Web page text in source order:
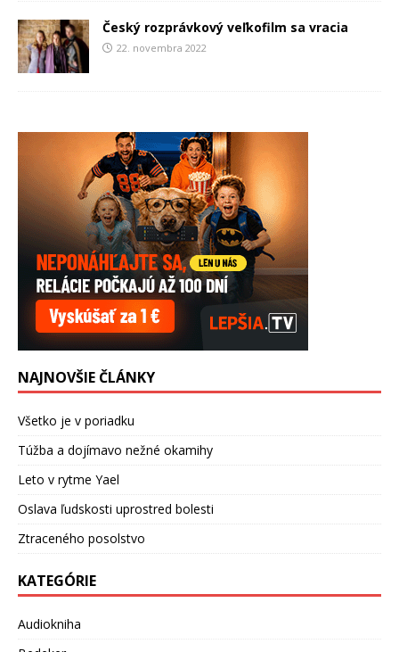
Český rozprávkový veľkofilm sa vracia
22. novembra 2022
NAJNOVŠIE ČLÁNKY
Všetko je v poriadku
Túžba a dojímavo nežné okamihy
Leto v rytme Yael
Oslava ľudskosti uprostred bolesti
Ztraceného posolstvo
KATEGÓRIE
Audiokniha